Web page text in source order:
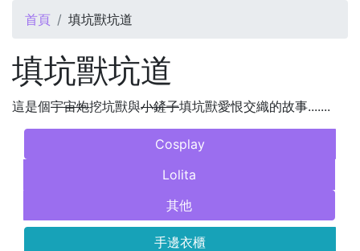
您在這裡
首頁 填坑獸坑道
填坑獸坑道
這是個宇宙炮挖坑獸與小鏟子填坑獸愛恨交織的故事.......
Cosplay
Lolita
其他
手邊衣櫃